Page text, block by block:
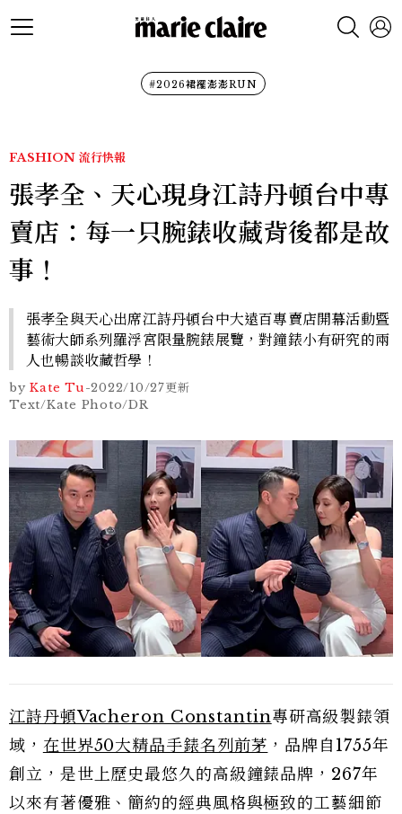
#2026裙襬澎澎RUN
FASHION 流行快報
張孝全、天心現身江詩丹頓台中專
賣店：每一只腕錶收藏背後都是故
事！
張孝全與天心出席江詩丹頓台中大遠百專賣店開幕活動暨
藝術大師系列羅浮宮限量腕錶展覽，對鐘錶小有研究的兩
人也暢談收藏哲學！
by Kate Tu-2022/10/27更新
Text/Kate Photo/DR
江詩丹頓Vacheron Constantin專研高級製錶領
域， 在世界50大精品手錶名列前茅 ，品牌自1755年
創立，是世上歷史最悠久的高級鐘錶品牌，267年
以來有著優雅、簡約的經典風格與極致的工藝細節